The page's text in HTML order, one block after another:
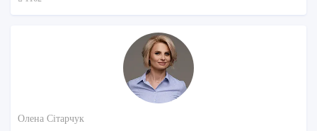
Олена Сітарчук